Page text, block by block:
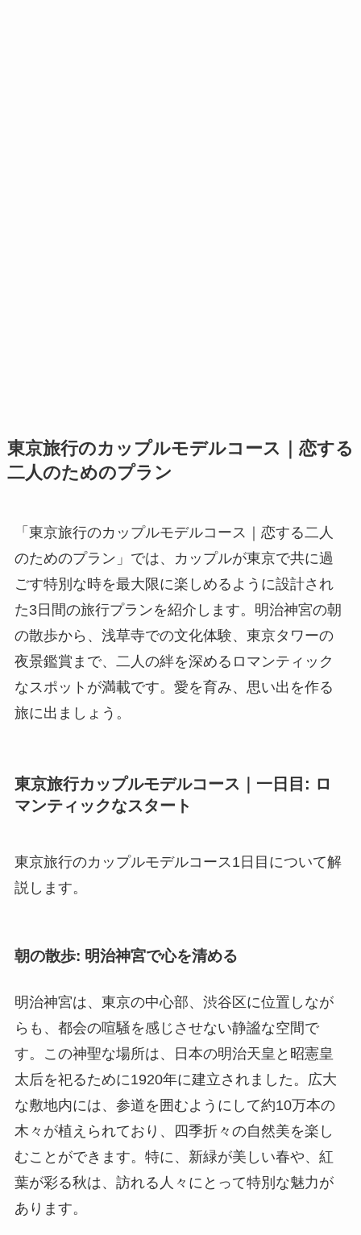
東京旅行のカップルモデルコース｜恋する
二人のためのプラン
「東京旅行のカップルモデルコース｜恋する二人
のためのプラン」では、カップルが東京で共に過
ごす特別な時を最大限に楽しめるように設計され
た3日間の旅行プランを紹介します。明治神宮の朝
の散歩から、浅草寺での文化体験、東京タワーの
夜景鑑賞まで、二人の絆を深めるロマンティック
なスポットが満載です。愛を育み、思い出を作る
旅に出ましょう。
東京旅行カップルモデルコース｜一日目: ロ
マンティックなスタート
東京旅行のカップルモデルコース1日目について解
説します。
朝の散歩: 明治神宮で心を清める
明治神宮は、東京の中心部、渋谷区に位置しなが
らも、都会の喧騒を感じさせない静謐な空間で
す。この神聖な場所は、日本の明治天皇と昭憲皇
太后を祀るために1920年に建立されました。広大
な敷地内には、参道を囲むようにして約10万本の
木々が植えられており、四季折々の自然美を楽し
むことができます。特に、新緑が美しい春や、紅
葉が彩る秋は、訪れる人々にとって特別な魅力が
あります。